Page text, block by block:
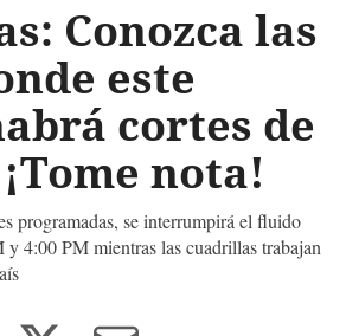
Conozca las
este
cortes de
nota!
programadas, se interrumpirá el fluido
4:00 PM mientras las cuadrillas trabajan